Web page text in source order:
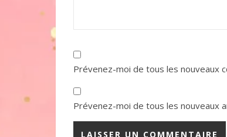
Prévenez-moi de tous les nouveaux
Prévenez-moi de tous les nouveaux